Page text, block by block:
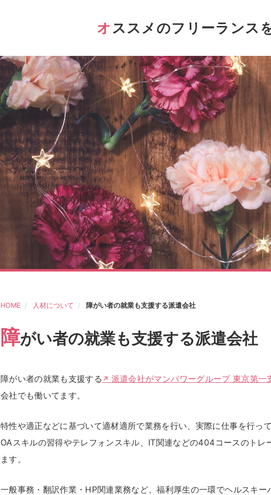
オススメのフリーランス
HOME 人材について 障がい者の就業も支援する派遣会社
障がい者の就業も支援する派遣会社
障がい者の就業も支援する 派遣会社がマンパワーグループ 東京第一
会社でも働いてます。
特性や適正などに基づいて適材適所で業務を行い、実際に仕事を行っ
OAスキルの習得やテレフォンスキル、IT関連などの404コースのトレ
ます。
一般事務・翻訳作業・HP関連業務など、福利厚生の一環でヘルスキ